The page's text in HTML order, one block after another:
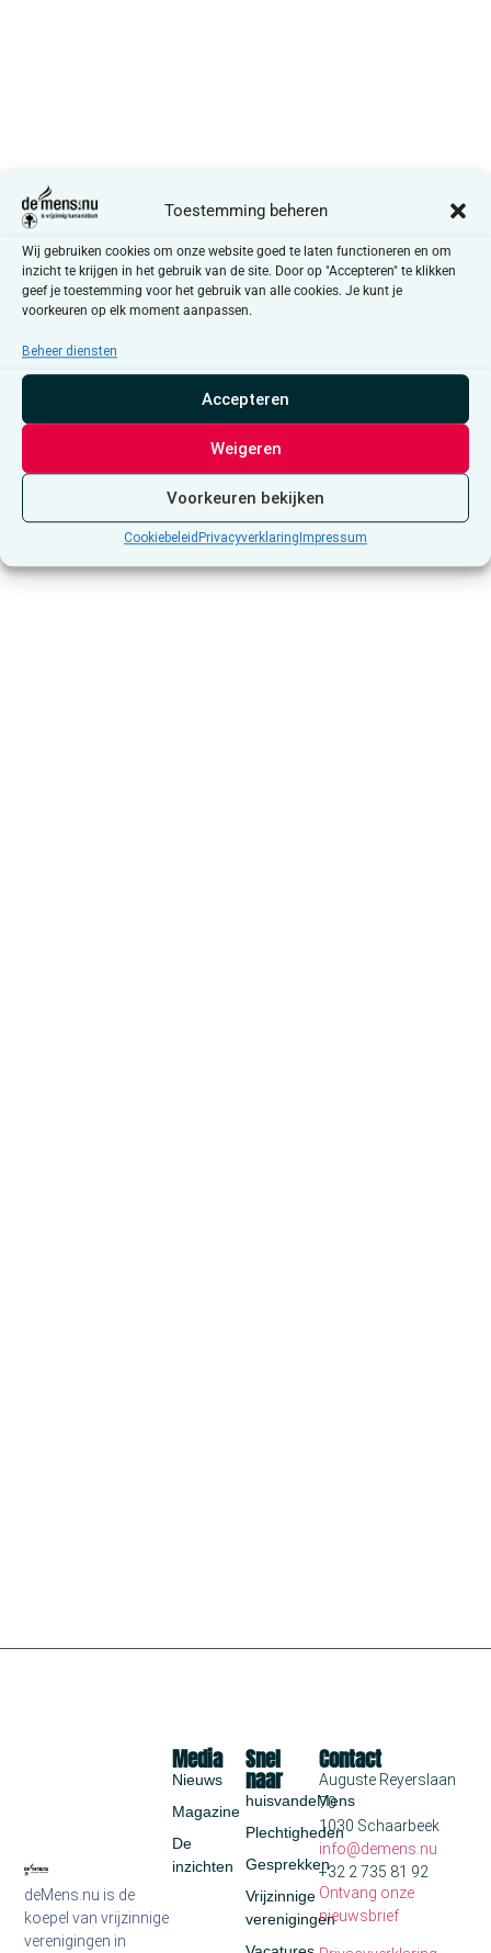
Toestemming beheren
Wij gebruiken cookies om onze website goed te laten functioneren en om
inzicht te krijgen in het gebruik van de site. Door op "Accepteren" te klikken
geef je toestemming voor het gebruik van alle cookies. Je kunt je
voorkeuren op elk moment aanpassen.
Beheer diensten
Accepteren
Weigeren
Voorkeuren bekijken
Cookiebeleid Privacyverklaring Impressum
deMens.nu is de
koepel van vrijzinnige
verenigingen in
Snel
naar
huisvandeMens
Plechtigheden
Gesprekken
Vrijzinnige
verenigingen
Media
Nieuws
Magazine
De
inzichten
Contact
Auguste Reyerslaan
70
1030 Schaarbeek
info@demens.nu
+32 2 735 81 92
Ontvang onze
nieuwsbrief